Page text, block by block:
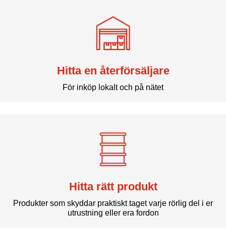
Hitta en återförsäljare
För inköp lokalt och på nätet
Hitta rätt produkt
Produkter som skyddar praktiskt taget varje rörlig del i er
utrustning eller era fordon